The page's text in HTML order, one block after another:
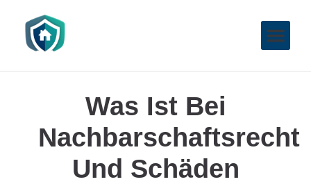
Was Ist Bei
Nachbarschaftsrecht
Und Schäden